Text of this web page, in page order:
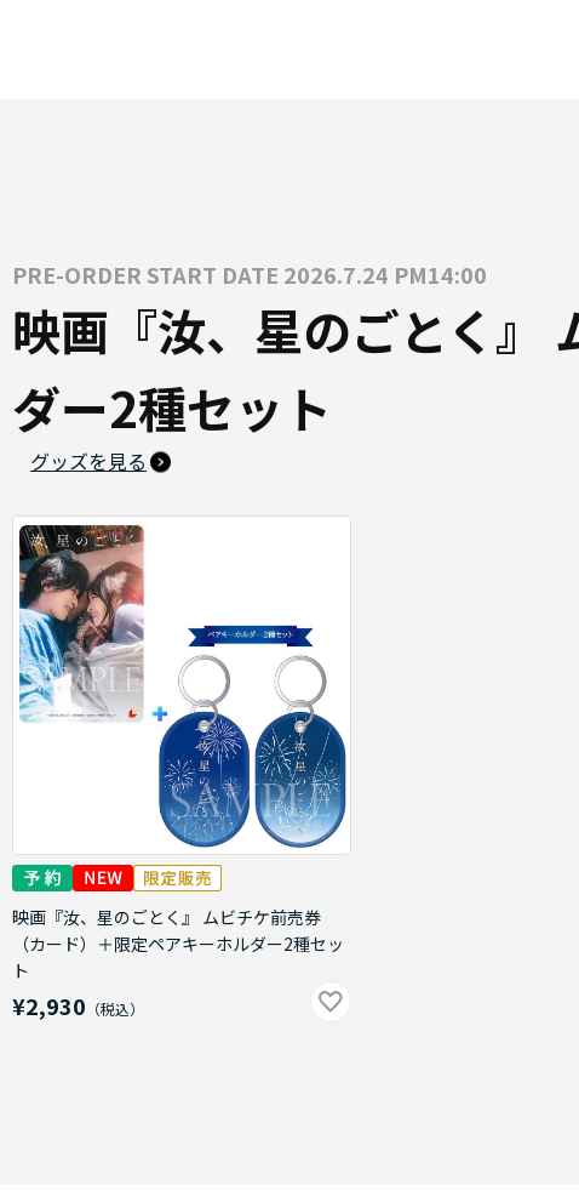
PRE-ORDER START DATE 2026.7.24 PM14:00
映画『汝、星のごとく』
ダー2種セット
グッズを見る
映画『汝、星のごとく』 ムビチケ前売券
（カード）＋限定ペアキーホルダー2種セッ
ト
¥2,930